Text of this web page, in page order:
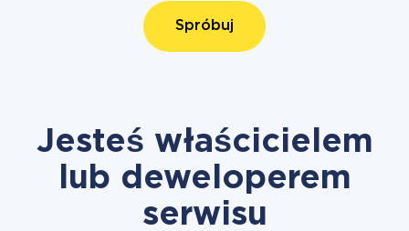
Spróbuj
Jesteś właścicielem
lub deweloperem
serwisu